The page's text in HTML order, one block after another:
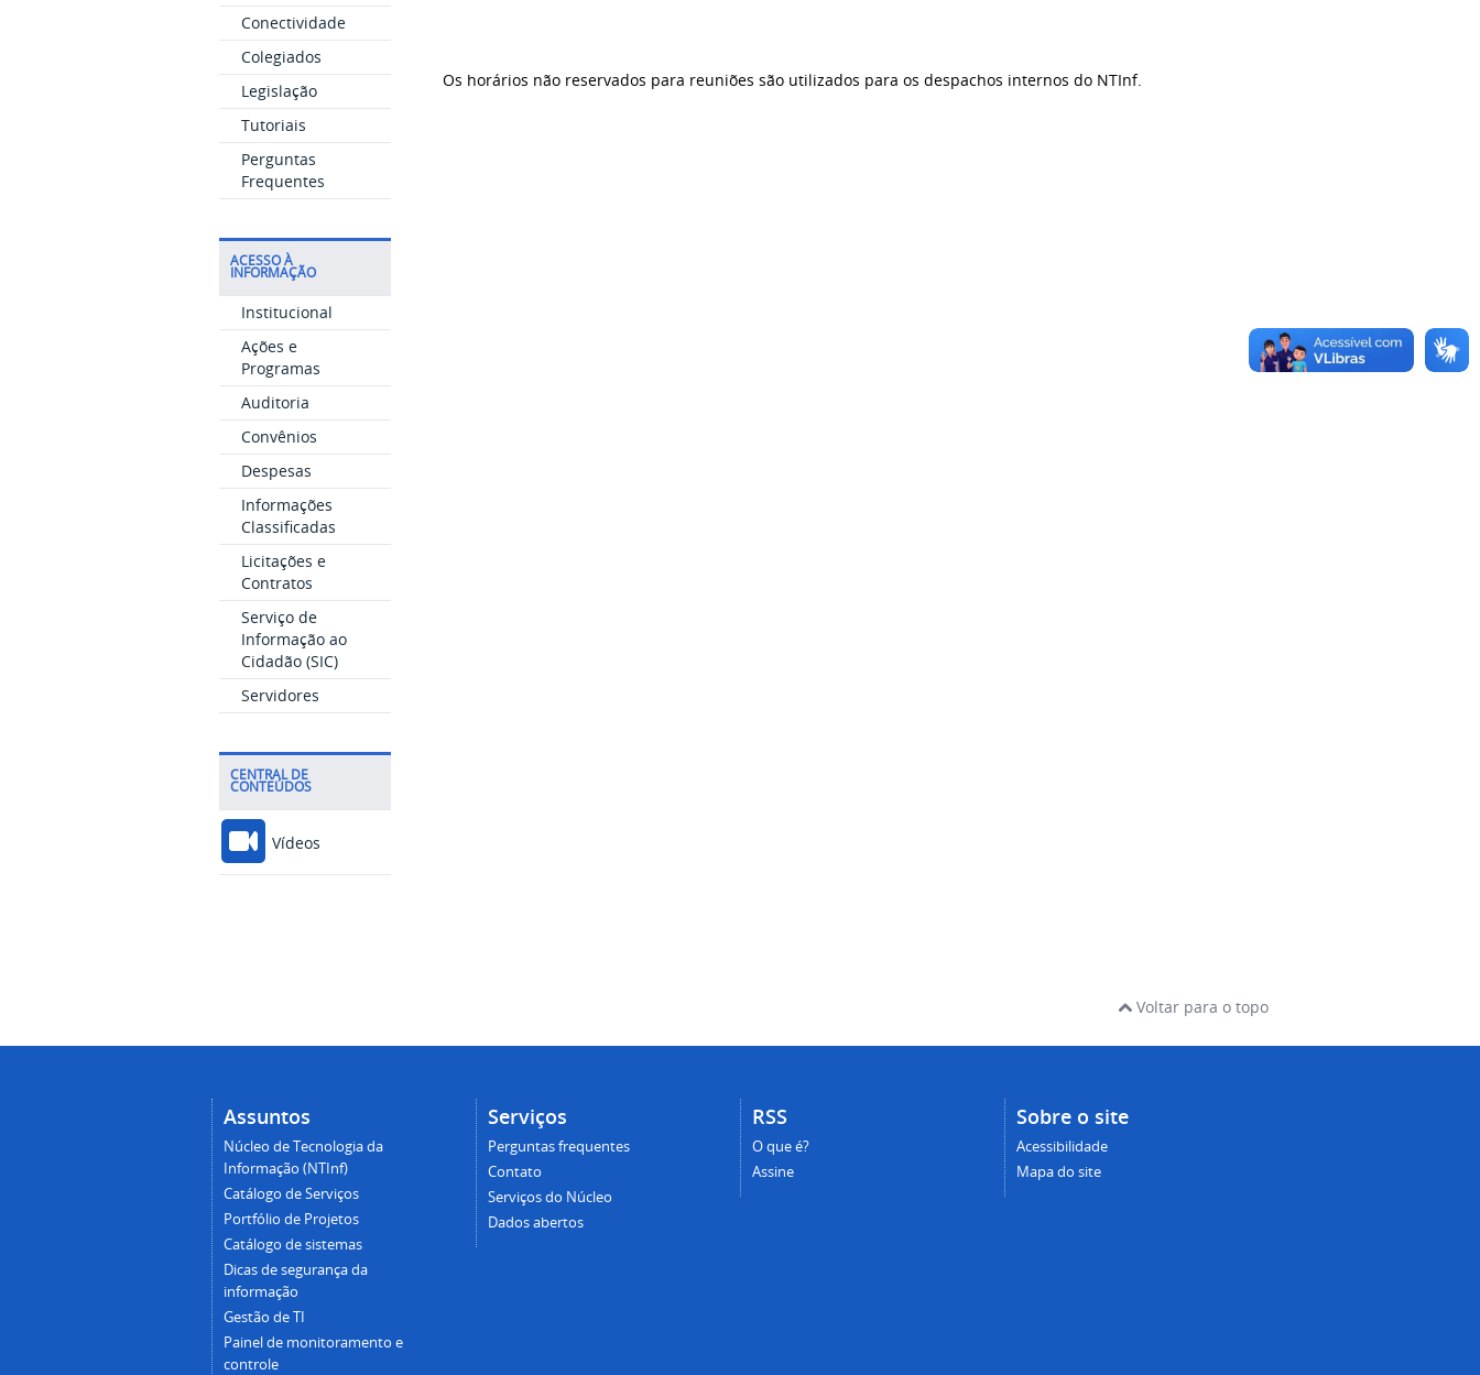
Conectividade
Colegiados
Legislação
Tutoriais
Perguntas
Frequentes
ACESSO À
INFORMAÇÃO
Institucional
Ações e
Programas
Auditoria
Convênios
Despesas
Informações
Classificadas
Licitações e
Contratos
Serviço de
Informação ao
Cidadão (SIC)
Servidores
CENTRAL DE
CONTEÚDOS
Vídeos
Os horários não reservados para reuniões são utilizados para os despachos internos do NTInf.
Voltar para o topo
Assuntos
Núcleo de Tecnologia da
Informação (NTInf)
Catálogo de Serviços
Portfólio de Projetos
Catálogo de sistemas
Dicas de segurança da
informação
Gestão de TI
Painel de monitoramento e
controle
Serviços
Perguntas frequentes
Contato
Serviços do Núcleo
Dados abertos
RSS
O que é?
Assine
Sobre o site
Acessibilidade
Mapa do site